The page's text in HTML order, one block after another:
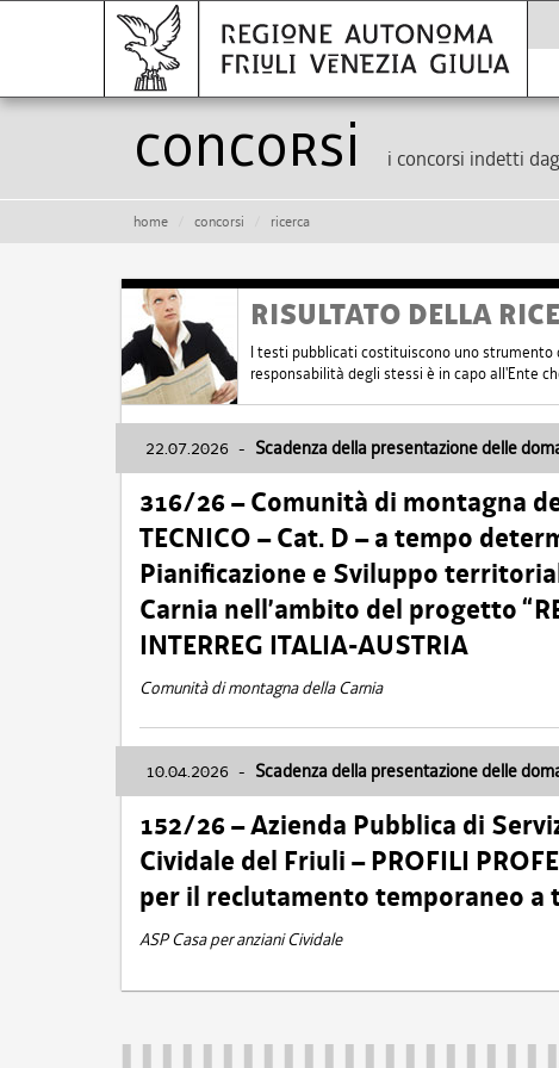
Concorsi i concorsi indetti
home concorsi ricerca
RISULTATO DELLA
I testi pubblicati costituiscono uno strumento
responsabilità degli stessi è in capo all'Ente
22.07.2026 - Scadenza della presentazione delle
316/26 – Comunità di montagna
TECNICO – Cat. D – a tempo
Pianificazione e Sviluppo
Carnia nell’ambito del progetto
INTERREG ITALIA-AUSTRIA
Comunità di montagna della Carnia
10.04.2026 - Scadenza della presentazione delle
152/26 – Azienda Pubblica di
Cividale del Friuli – PROFILI
per il reclutamento temporaneo
ASP Casa per anziani Cividale